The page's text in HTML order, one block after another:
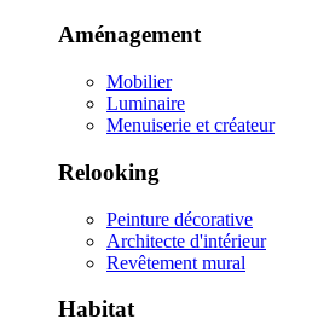
Aménagement
Mobilier
Luminaire
Menuiserie et créateur
Relooking
Peinture décorative
Architecte d'intérieur
Revêtement mural
Habitat